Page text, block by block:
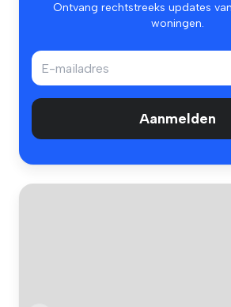
Ontvang rechtstreeks updates
woningen.
Aanmelden